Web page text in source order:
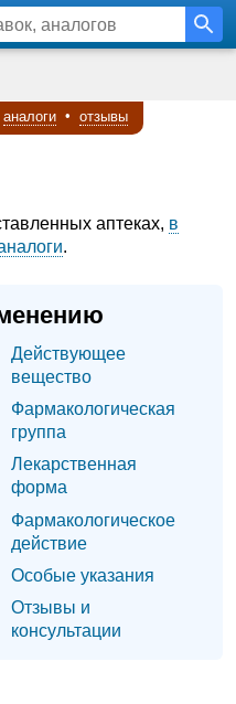
аналоги • отзывы
аптеках, в
.
Действующее
вещество
Фармакологическая
группа
Лекарственная
форма
Фармакологическое
действие
Особые указания
Отзывы и
консультации